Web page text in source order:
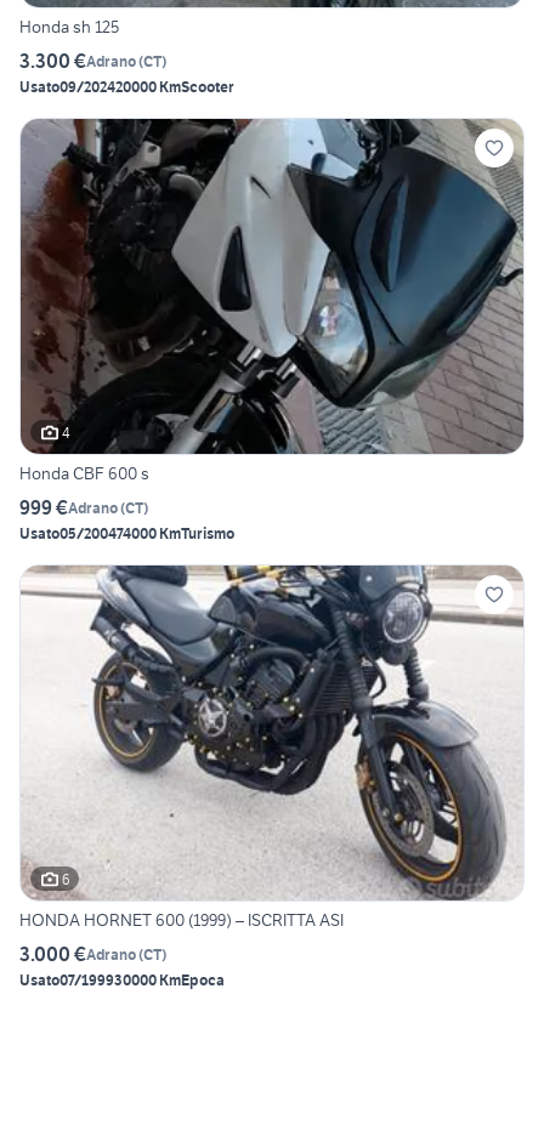
Honda sh 125
3.300 €Adrano(CT)
Usato09/202420000 KmScooter
4
Honda CBF 600 s
999 €Adrano(CT)
Usato05/200474000 KmTurismo
6
HONDA HORNET 600 (1999) – ISCRITTA ASI
3.000 €Adrano(CT)
Usato07/199930000 KmEpoca